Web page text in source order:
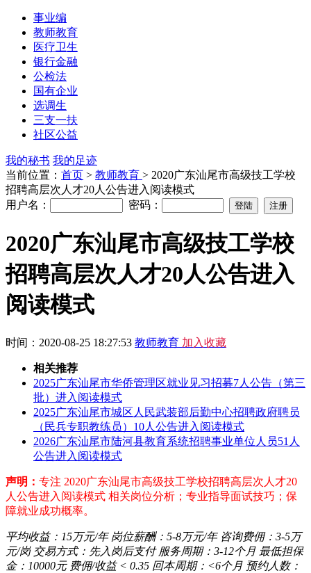
事业编
教师教育
医疗卫生
银行金融
公检法
国有企业
选调生
三支一扶
社区公益
我的秘书 我的足迹
当前位置： 首页 > 教师教育 > 2020广东汕尾市高级技工学校
招聘高层次人才20人公告进入阅读模式
用户名：
密码：
2020广东汕尾市高级技工学校
招聘高层次人才20人公告进入
阅读模式
时间：2020-08-25 18:27:53 教师教育 加入收藏
相关推荐
2025广东汕尾市华侨管理区就业见习招募7人公告（第三
批）进入阅读模式
2025广东汕尾市城区人民武装部后勤中心招聘政府聘员
（民兵专职教练员）10人公告进入阅读模式
2026广东汕尾市陆河县教育系统招聘事业单位人员51人
公告进入阅读模式
声明： 专注 2020广东汕尾市高级技工学校招聘高层次人才20
人公告进入阅读模式 相关岗位分析；专业指导面试技巧；保
障就业成功概率。
平均收益： 15万元/年 岗位薪酬： 5-8万元/年 咨询费佣： 3-5万
元/岗 交易方式： 先入岗后支付 服务周期： 3-12个月 最低担保
金： 10000元 费佣/收益 < 0.35 回本周期： <6个月 预约人数：